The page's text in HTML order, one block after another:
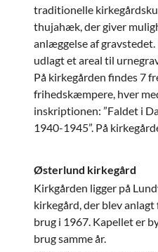
traditionelle
thujahæk, der giver
anlæggelse af
udlagt et areal til
På kirkegården findes 7
frihedskæmpere, hver
inskriptionen: ”Faldet i
1940-1945”. På
Østerlund kirkegård
Kirkgården ligger på
kirkegård, der blev
brug i 1967. Kapellet er
brug samme år.